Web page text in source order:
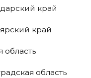
край
край
область
область